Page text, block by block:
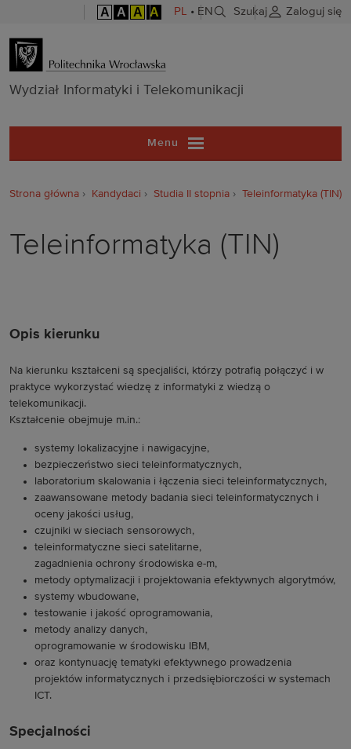
A A A A PL • EN Szukaj Zaloguj się
Wydział
Wydział Informatyki i Telekomunikacji
Menu
Strona główna Kandydaci Studia II stopnia Teleinformatyka (TIN)
Teleinformatyka (TIN)
Opis kierunku
Na kierunku kształceni są specjaliści, którzy potrafią połączyć i w
praktyce wykorzystać wiedzę z informatyki z wiedzą o
telekomunikacji.
Kształcenie obejmuje m.in.:
systemy lokalizacyjne i nawigacyjne,
bezpieczeństwo sieci teleinformatycznych,
laboratorium skalowania i łączenia sieci teleinformatycznych,
zaawansowane metody badania sieci teleinformatycznych i
oceny jakości usług,
czujniki w sieciach sensorowych,
teleinformatyczne sieci satelitarne,
zagadnienia ochrony środowiska e-m,
metody optymalizacji i projektowania efektywnych algorytmów,
systemy wbudowane,
testowanie i jakość oprogramowania,
metody analizy danych,
oprogramowanie w środowisku IBM,
oraz kontynuację tematyki efektywnego prowadzenia
projektów informatycznych i przedsiębiorczości w systemach
ICT.
Specjalności